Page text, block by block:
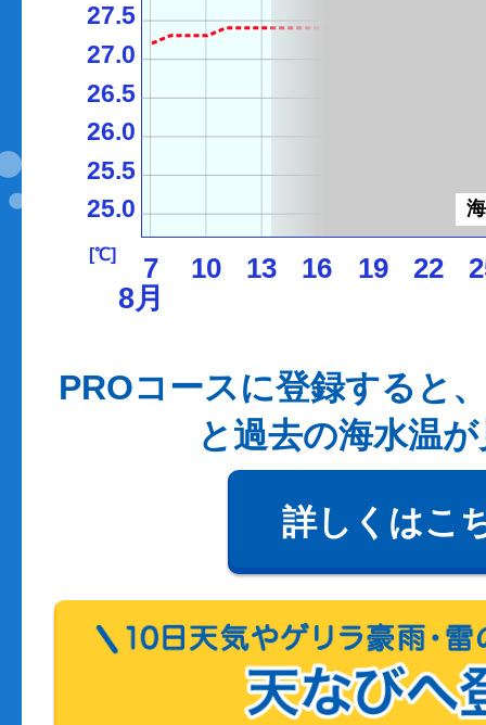
7 10 13 16 19 22
25.0
25.5
26.0
26.5
27.0
27.5
[℃]
8月
PROコースに登録すると
と過去の海水温
詳しくはこ